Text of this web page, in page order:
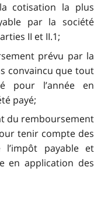
cotisation la plus
par la société
II et II.1;
prévu par la
convaincu que tout
pour l’année en
payé;
du remboursement
tenir compte des
l’impôt payable et
en application des